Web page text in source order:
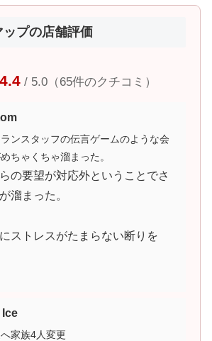
プの店舗評価
4.4 / 5.0（65件のクチコミ）
ンスタッフの伝言ゲームのような会
ちゃくちゃ溜まった。
の要望が対応外ということでさ
溜まった。
ストレスがたまらない断りを
家族4人変更